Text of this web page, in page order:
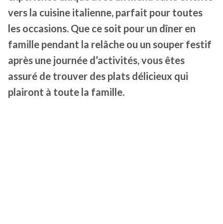
vers la cuisine italienne, parfait pour toutes
les occasions. Que ce soit pour un dîner en
famille pendant la relâche ou un souper festif
après une journée d’activités, vous êtes
assuré de trouver des plats délicieux qui
plairont à toute la famille.